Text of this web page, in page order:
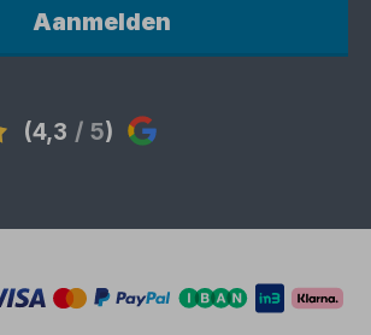
Aanmelden
(4,3 / 5)